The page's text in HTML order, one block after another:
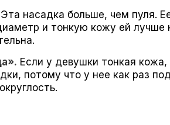
насадка больше, чем пуля.
и тонкую кожу ей лучше
Если у девушки тонкая
потому что у нее как раз